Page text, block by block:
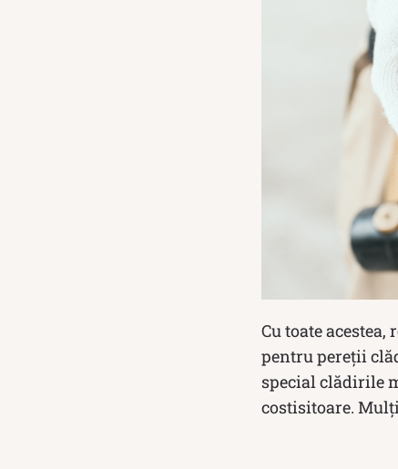
Cu toate
pentru pereții
special clădirile
costisitoare.